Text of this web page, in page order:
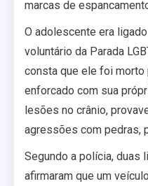
marcas de
O adolescente era
voluntário da Parada
consta que ele foi morto
enforcado com sua
lesões no crânio,
agressões com pedras,
Segundo a polícia, duas
afirmaram que um